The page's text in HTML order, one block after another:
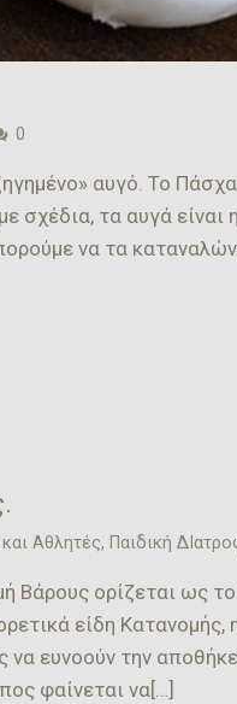
0
αυγό. Το
σχέδια, τα αυγά είναι
να τα
Αθλητές, Παιδική
Βάρους ορίζεται ως
είδη
να ευνοούν την
φαίνεται να[…]